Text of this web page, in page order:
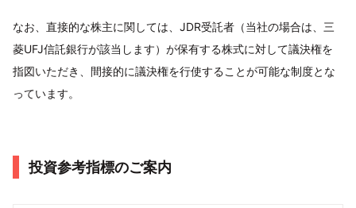
なお、直接的な株主に関しては、JDR受託者（当社の場合は、三
菱UFJ信託銀行が該当します）が保有する株式に対して議決権を
指図いただき、間接的に議決権を行使することが可能な制度とな
っています。
投資参考指標のご案内